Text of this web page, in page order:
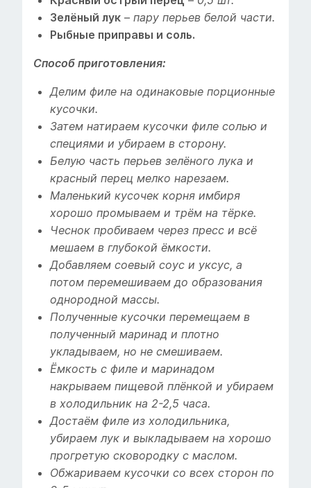
Зелёный лук – пару перьев белой части.
Рыбные приправы и соль.
Способ приготовления:
Делим филе на одинаковые порционные
кусочки.
Затем натираем кусочки филе солью и
специями и убираем в сторону.
Белую часть перьев зелёного лука и
красный перец мелко нарезаем.
Маленький кусочек корня имбиря
хорошо промываем и трём на тёрке.
Чеснок пробиваем через пресс и всё
мешаем в глубокой ёмкости.
Добавляем соевый соус и уксус, а
потом перемешиваем до образования
однородной массы.
Полученные кусочки перемещаем в
полученный маринад и плотно
укладываем, но не смешиваем.
Ёмкость с филе и маринадом
накрываем пищевой плёнкой и убираем
в холодильник на 2-2,5 часа.
Достаём филе из холодильника,
убираем лук и выкладываем на хорошо
прогретую сковородку с маслом.
Обжариваем кусочки со всех сторон по